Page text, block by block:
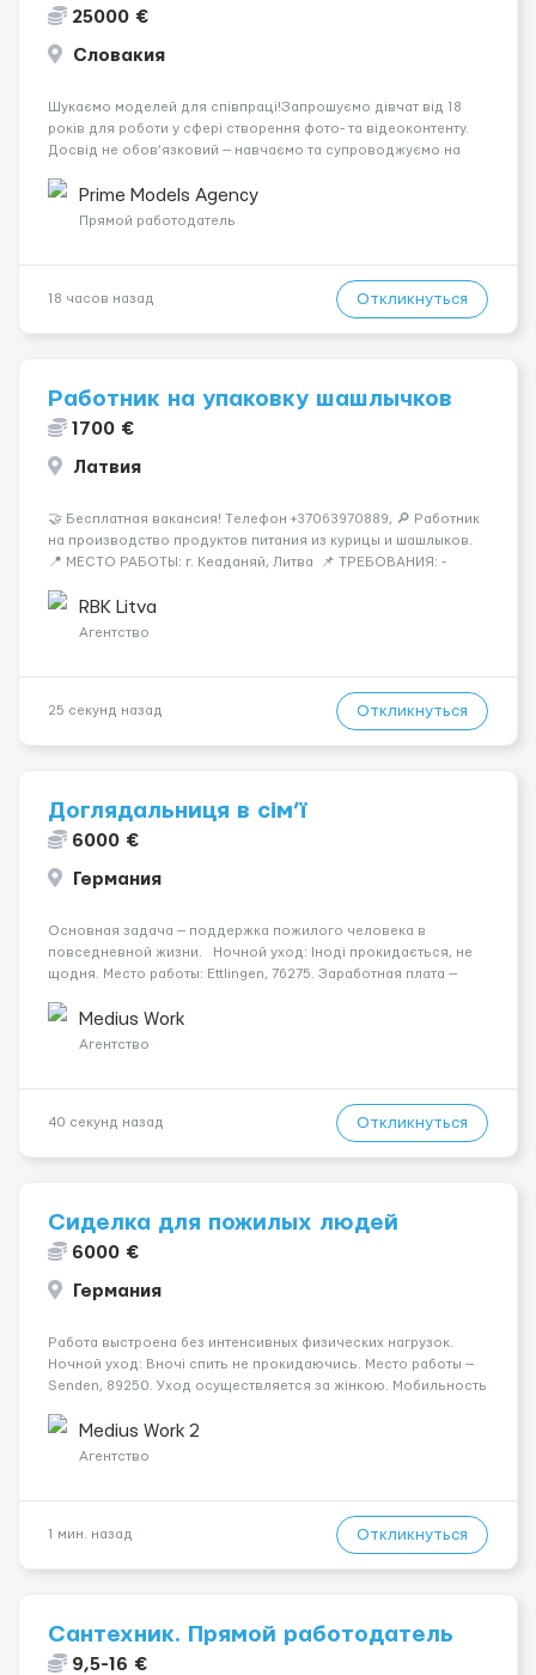
25000 €
Словакия
Шукаємо моделей для співпраці!Запрошуємо дівчат від 18
років для роботи у сфері створення фото- та відеоконтенту.
Досвід не обов’язковий — навчаємо та супроводжуємо на
конфіденційність і професійну підтримку. Працюємо офіційно,
поважаємо особ...
Prime Models Agency
Прямой работодатель
18 часов назад Откликнуться
Работник на упаковку шашлычков
1700 €
Латвия
🤝 Бесплатная вакансия! Tелефон +37063970889, 🔎 Работник
на производство продуктов питания из курицы и шашлыков.
📍 МЕСТО РАБОТЫ: г. Кеаданяй, Литва 📌 ТРЕБОВАНИЯ: -
нужен 📆 ГРАФИК РАБОТЫ: - ПН по ВС, выходные плавающие
RBK Litva
Агентство
25 секунд назад Откликнуться
Доглядальниця в сім’ї
6000 €
Германия
Основная задача — поддержка пожилого человека в
повседневной жизни. Ночной уход: Іноді прокидається, не
щодня. Место работы: Ettlingen, 76275. Заработная плата —
осуществляется за жінкою. Мобильность пациент...
Medius Work
Агентство
40 секунд назад Откликнуться
Сиделка для пожилых людей
6000 €
Германия
Работа выстроена без интенсивных физических нагрузок.
Ночной уход: Вночі спить не прокидаючись. Место работы —
Senden, 89250. Уход осуществляется за жінкою. Мобильность
переміщенні). Условия и требования: Пол канд...
Medius Work 2
Агентство
1 мин. назад Откликнуться
Сантехник. Прямой работодатель
9,5-16 €